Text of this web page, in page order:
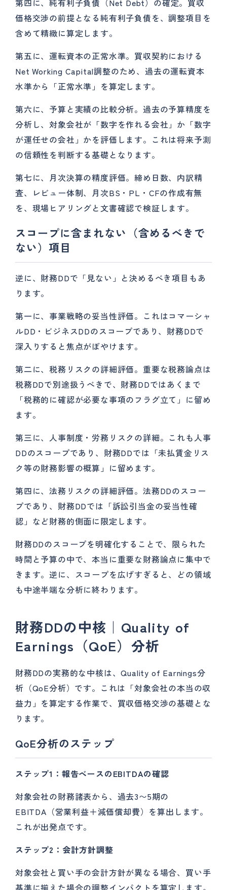
第四に、純有利子負債（Net Debt）の確定。買収
価格交渉の前提となる純有利子負債を、調整項目を
含めて精緻に算定します。
第五に、運転資本の正常水準。買収契約における
Net Working Capital調整のため、過去の運転資本
水準から「正常水準」を算定します。
第六に、予算と実績の比較分析。過去の予算精度を
分析し、対象会社が「数字を作れる会社」か「数字
が運任せの会社」かを評価します。これは将来予測
の信頼性を判断する基礎となります。
第七に、月次決算の精度評価。締め日数、内訳精
査、レビュー体制、月次BS・PL・CFの作成有無
を、現場ヒアリングと文書確認で検証します。
スコープに含まれない（含めるべきで
ない）項目
逆に、財務DDで「見ない」と決めるべき項目もあ
ります。
第一に、事業戦略の妥当性評価。これはコマーシャ
ルDD・ビジネスDDのスコープであり、財務DDで
深入りすると焦点がぼやけます。
第二に、税務リスクの詳細評価。重要な税務論点は
税務DDで別途扱うべきで、財務DDではあくまで
「税務的に確認が必要な事項のフラグ立て」に留め
ます。
第三に、人事制度・労務リスクの詳細。これも人事
DDのスコープであり、財務DDでは「未払賃金リス
ク等の財務影響の概算」に留めます。
第四に、法務リスクの詳細評価。法務DDのスコー
プであり、財務DDでは「訴訟引当金の妥当性確
認」など財務的側面に限定します。
財務DDのスコープを明確化することで、限られた
時間と予算の中で、本当に重要な財務論点に集中で
きます。逆に、スコープを広げすぎると、どの領域
も中途半端な分析に終わります。
財務DDの中核｜Quality of
Earnings（QoE）分析
財務DDの実務的な中核は、Quality of Earnings分
析（QoE分析）です。これは「対象会社の本当の収
益力」を算定する作業で、買収価格交渉の基礎とな
ります。
QoE分析のステップ
ステップ1：報告ベースのEBITDAの確認
対象会社の財務諸表から、過去3〜5期の
EBITDA（営業利益＋減価償却費）を算出します。
これが出発点です。
ステップ2：会計方針調整
対象会社と買い手の会計方針が異なる場合、買い手
基準に揃えた場合の調整インパクトを算定します。